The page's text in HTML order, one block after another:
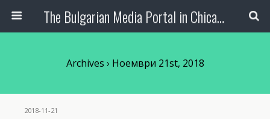
The Bulgarian Media Portal in Chicago
Archives › Ноември 21st, 2018
2018-11-21